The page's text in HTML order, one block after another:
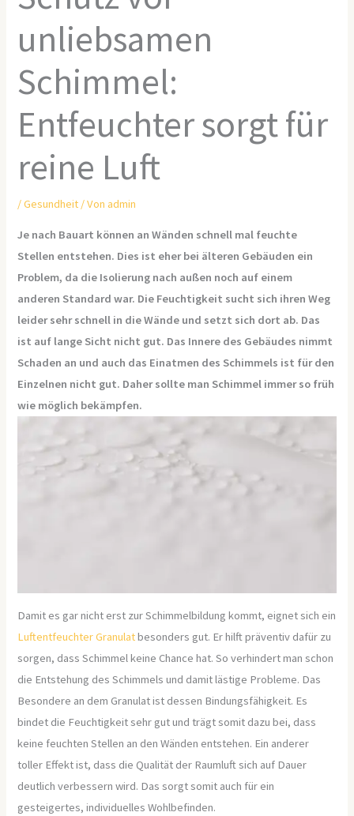
unliebsamen
Schimmel:
Entfeuchter sorgt für
reine Luft
/Gesundheit / Vonadmin
Je nach Bauart können an Wänden schnell mal feuchte
Stellen entstehen. Dies ist eher bei älteren Gebäuden ein
Problem, da die Isolierung nach außen noch auf einem
anderen Standard war. Die Feuchtigkeit sucht sich ihren Weg
leider sehr schnell in die Wände und setzt sich dort ab. Das
ist auf lange Sicht nicht gut. Das Innere des Gebäudes nimmt
Schaden an und auch das Einatmen des Schimmels ist für den
Einzelnen nicht gut. Daher sollte man Schimmel immer so früh
wie möglich bekämpfen.
Damit es gar nicht erst zur Schimmelbildung kommt, eignet sich ein
Luftentfeuchter Granulatbesonders gut. Er hilft präventiv dafür zu
sorgen, dass Schimmel keine Chance hat. So verhindert man schon
die Entstehung des Schimmels und damit lästige Probleme. Das
Besondere an dem Granulat ist dessen Bindungsfähigkeit. Es
bindet die Feuchtigkeit sehr gut und trägt somit dazu bei, dass
keine feuchten Stellen an den Wänden entstehen. Ein anderer
toller Effekt ist, dass die Qualität der Raumluft sich auf Dauer
deutlich verbessern wird. Das sorgt somit auch für ein
gesteigertes, individuelles Wohlbefinden.